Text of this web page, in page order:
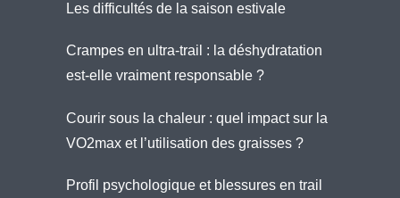
Les difficultés de la saison estivale
Crampes en ultra-trail : la déshydratation
est-elle vraiment responsable ?
Courir sous la chaleur : quel impact sur la
VO2max et l’utilisation des graisses ?
Profil psychologique et blessures en trail